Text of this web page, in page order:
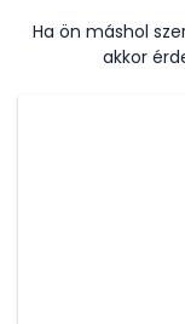
Ha ön máshol
akkor